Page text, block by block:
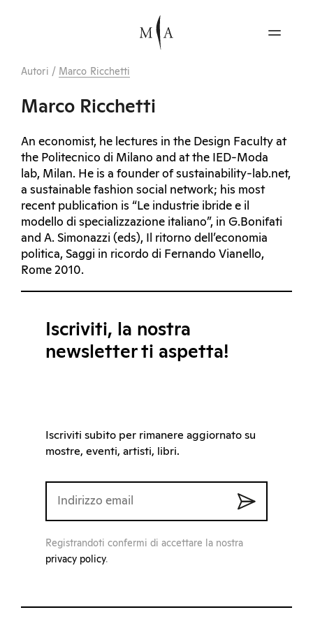
Autori / Marco Ricchetti
Marco Ricchetti
An economist, he lectures in the Design Faculty at
the Politecnico di Milano and at the IED-Moda
lab, Milan. He is a founder of sustainability-lab.net,
a sustainable fashion social network; his most
recent publication is “Le industrie ibride e il
modello di specializzazione italiano”, in G.Bonifati
and A. Simonazzi (eds), Il ritorno dell’economia
politica, Saggi in ricordo di Fernando Vianello,
Rome 2010.
Iscriviti, la nostra
newsletter ti aspetta!
Iscriviti subito per rimanere aggiornato su
mostre, eventi, artisti, libri.
Registrandoti confermi di accettare la nostra
privacy policy.